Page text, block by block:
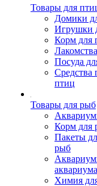
Товары для
Домики
Игрушки
Корм для
Посуда
Средства
птиц
Товары для рыб
Корм для
Пакеты
рыб
аквариума
Химия